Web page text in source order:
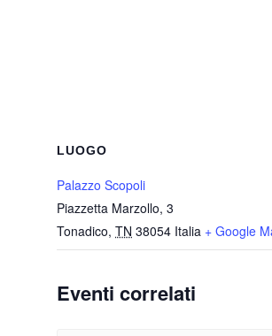
LUOGO
Palazzo Scopoli
Piazzetta Marzollo, 3
Tonadico, TN 38054 Italia + Google
Eventi correlati